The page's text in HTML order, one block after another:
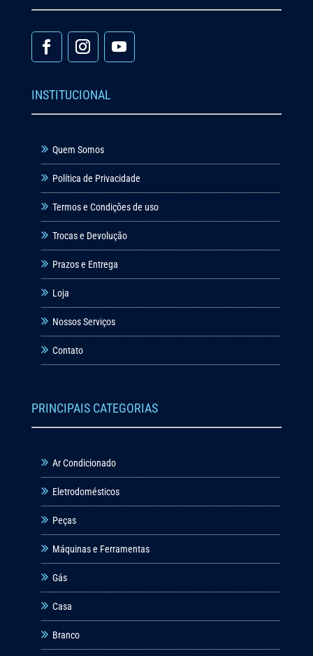
INSTITUCIONAL
Quem Somos
Política de Privacidade
Termos e Condições de uso
Trocas e Devolução
Prazos e Entrega
Loja
Nossos Serviços
Contato
PRINCIPAIS CATEGORIAS
Ar Condicionado
Eletrodomésticos
Peças
Máquinas e Ferramentas
Gás
Casa
Branco